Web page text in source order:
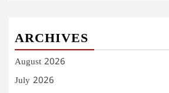
ARCHIVES
August 2026
July 2026